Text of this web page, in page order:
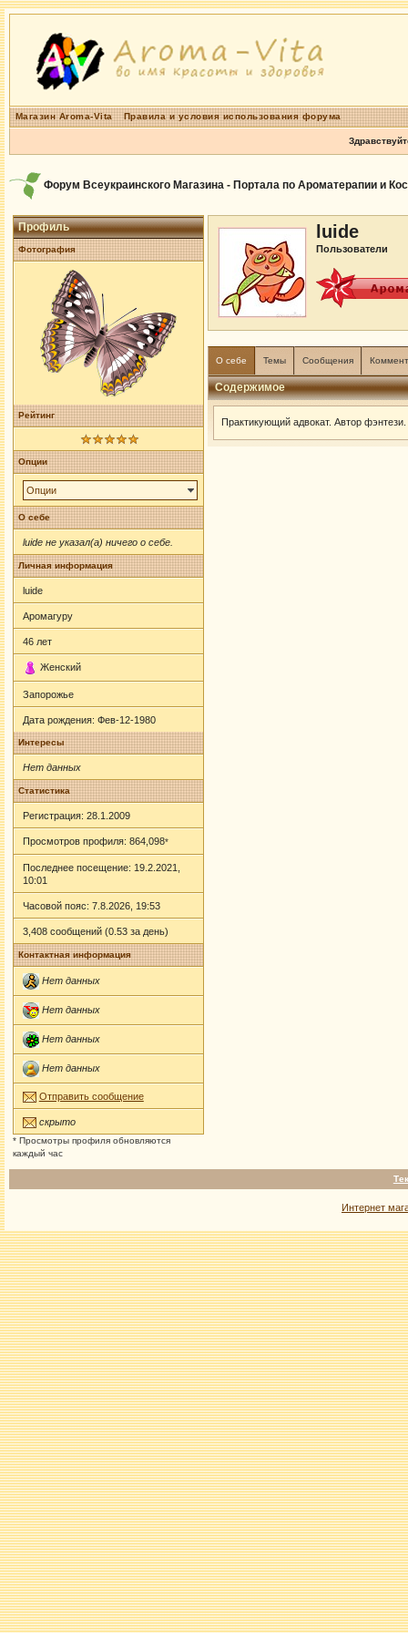
Магазин Aroma-Vita Правила и условия использования форума
Форум Всеукраинского Магазина - Портала по Ароматерапии и
Профиль
Фотография
Рейтинг
Опции
Опции
О себе
luide не указал(а) ничего о себе.
Личная информация
luide
Аромагуру
46 лет
Женский
Запорожье
Дата рождения: Фев-12-1980
Интересы
Нет данных
Статистика
Регистрация: 28.1.2009
Просмотров профиля: 864,098*
Последнее посещение: 19.2.2021,
10:01
Часовой пояс: 7.8.2026, 19:53
3,408 сообщений (0.53 за день)
Контактная информация
Нет данных
Нет данных
Нет данных
Нет данных
Отправить сообщение
скрыто
* Просмотры профиля обновляются
каждый час
luide
Пользователи
О себе Темы Сообщения
Содержимое
Практикующий адвокат. Автор фэнтези.
Интернет